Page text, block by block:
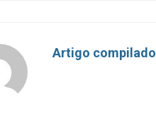
Artigo compilado